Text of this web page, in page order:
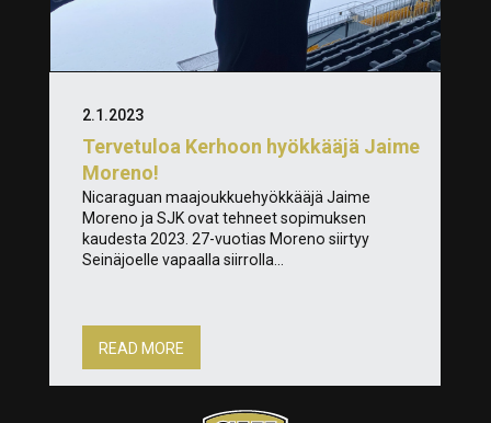
Tervetuloa Kerhoon hyökkääjä Jaime
Moreno!
2.1.2023
Nicaraguan maajoukkuehyökkääjä Jaime
Moreno ja SJK ovat tehneet sopimuksen
kaudesta 2023. 27-vuotias Moreno siirtyy
Seinäjoelle vapaalla siirrolla...
READ MORE